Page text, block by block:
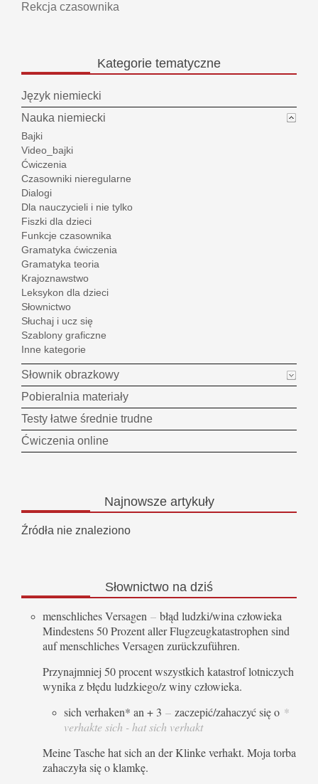
Rekcja czasownika
Kategorie tematyczne
Język niemiecki
Nauka niemiecki
Bajki
Video_bajki
Ćwiczenia
Czasowniki nieregularne
Dialogi
Dla nauczycieli i nie tylko
Fiszki dla dzieci
Funkcje czasownika
Gramatyka ćwiczenia
Gramatyka teoria
Krajoznawstwo
Leksykon dla dzieci
Słownictwo
Słuchaj i ucz się
Szablony graficzne
Inne kategorie
Słownik obrazkowy
Pobieralnia materiały
Testy łatwe średnie trudne
Ćwiczenia online
Najnowszeartykuły
Źródła nie znaleziono
Słownictwo na dziś
menschliches Versagen – błąd ludzki/wina człowieka
Mindestens 50 Prozent aller Flugzeugkatastrophen sind
auf menschliches Versagen zurückzuführen.
Przynajmniej 50 procent wszystkich katastrof lotniczych
wynika z błędu ludzkiego/z winy człowieka.
sich verhaken* an + 3 – zaczepić/zahaczyć się o *
verhakte sich - hat sich verhakt
Meine Tasche hat sich an der Klinke verhakt. Moja torba
zahaczyła się o klamkę.